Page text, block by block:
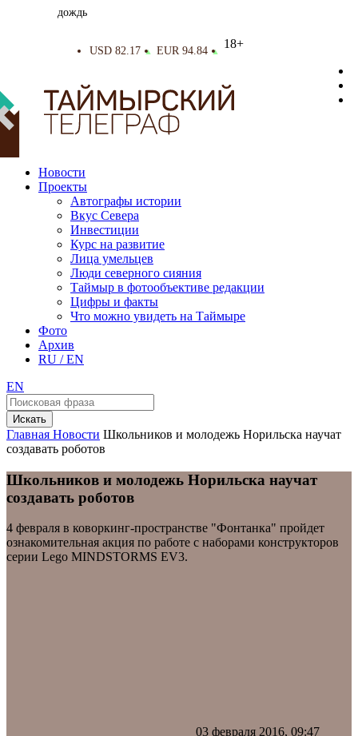
дождь
USD 82.17 ▲ EUR 94.84 ▲
18+
Новости
Проекты
Автографы истории
Вкус Севера
Инвестиции
Курс на развитие
Лица умельцев
Люди северного сияния
Таймыр в фотообъективе редакции
Цифры и факты
Что можно увидеть на Таймыре
Фото
Архив
RU / EN
EN
Искать
Главная Новости Школьников и молодежь Норильска научат
создавать роботов
Школьников и молодежь Норильска научат
создавать роботов
03 февраля 2016, 09:47
4 февраля в коворкинг-пространстве "Фонтанка" пройдет
ознакомительная акция по работе с наборами конструкторов
серии Lego MINDSTORMS EV3.